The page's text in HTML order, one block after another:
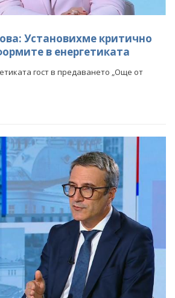
Установихме критично
в енергетиката
гост в предаването „Още от